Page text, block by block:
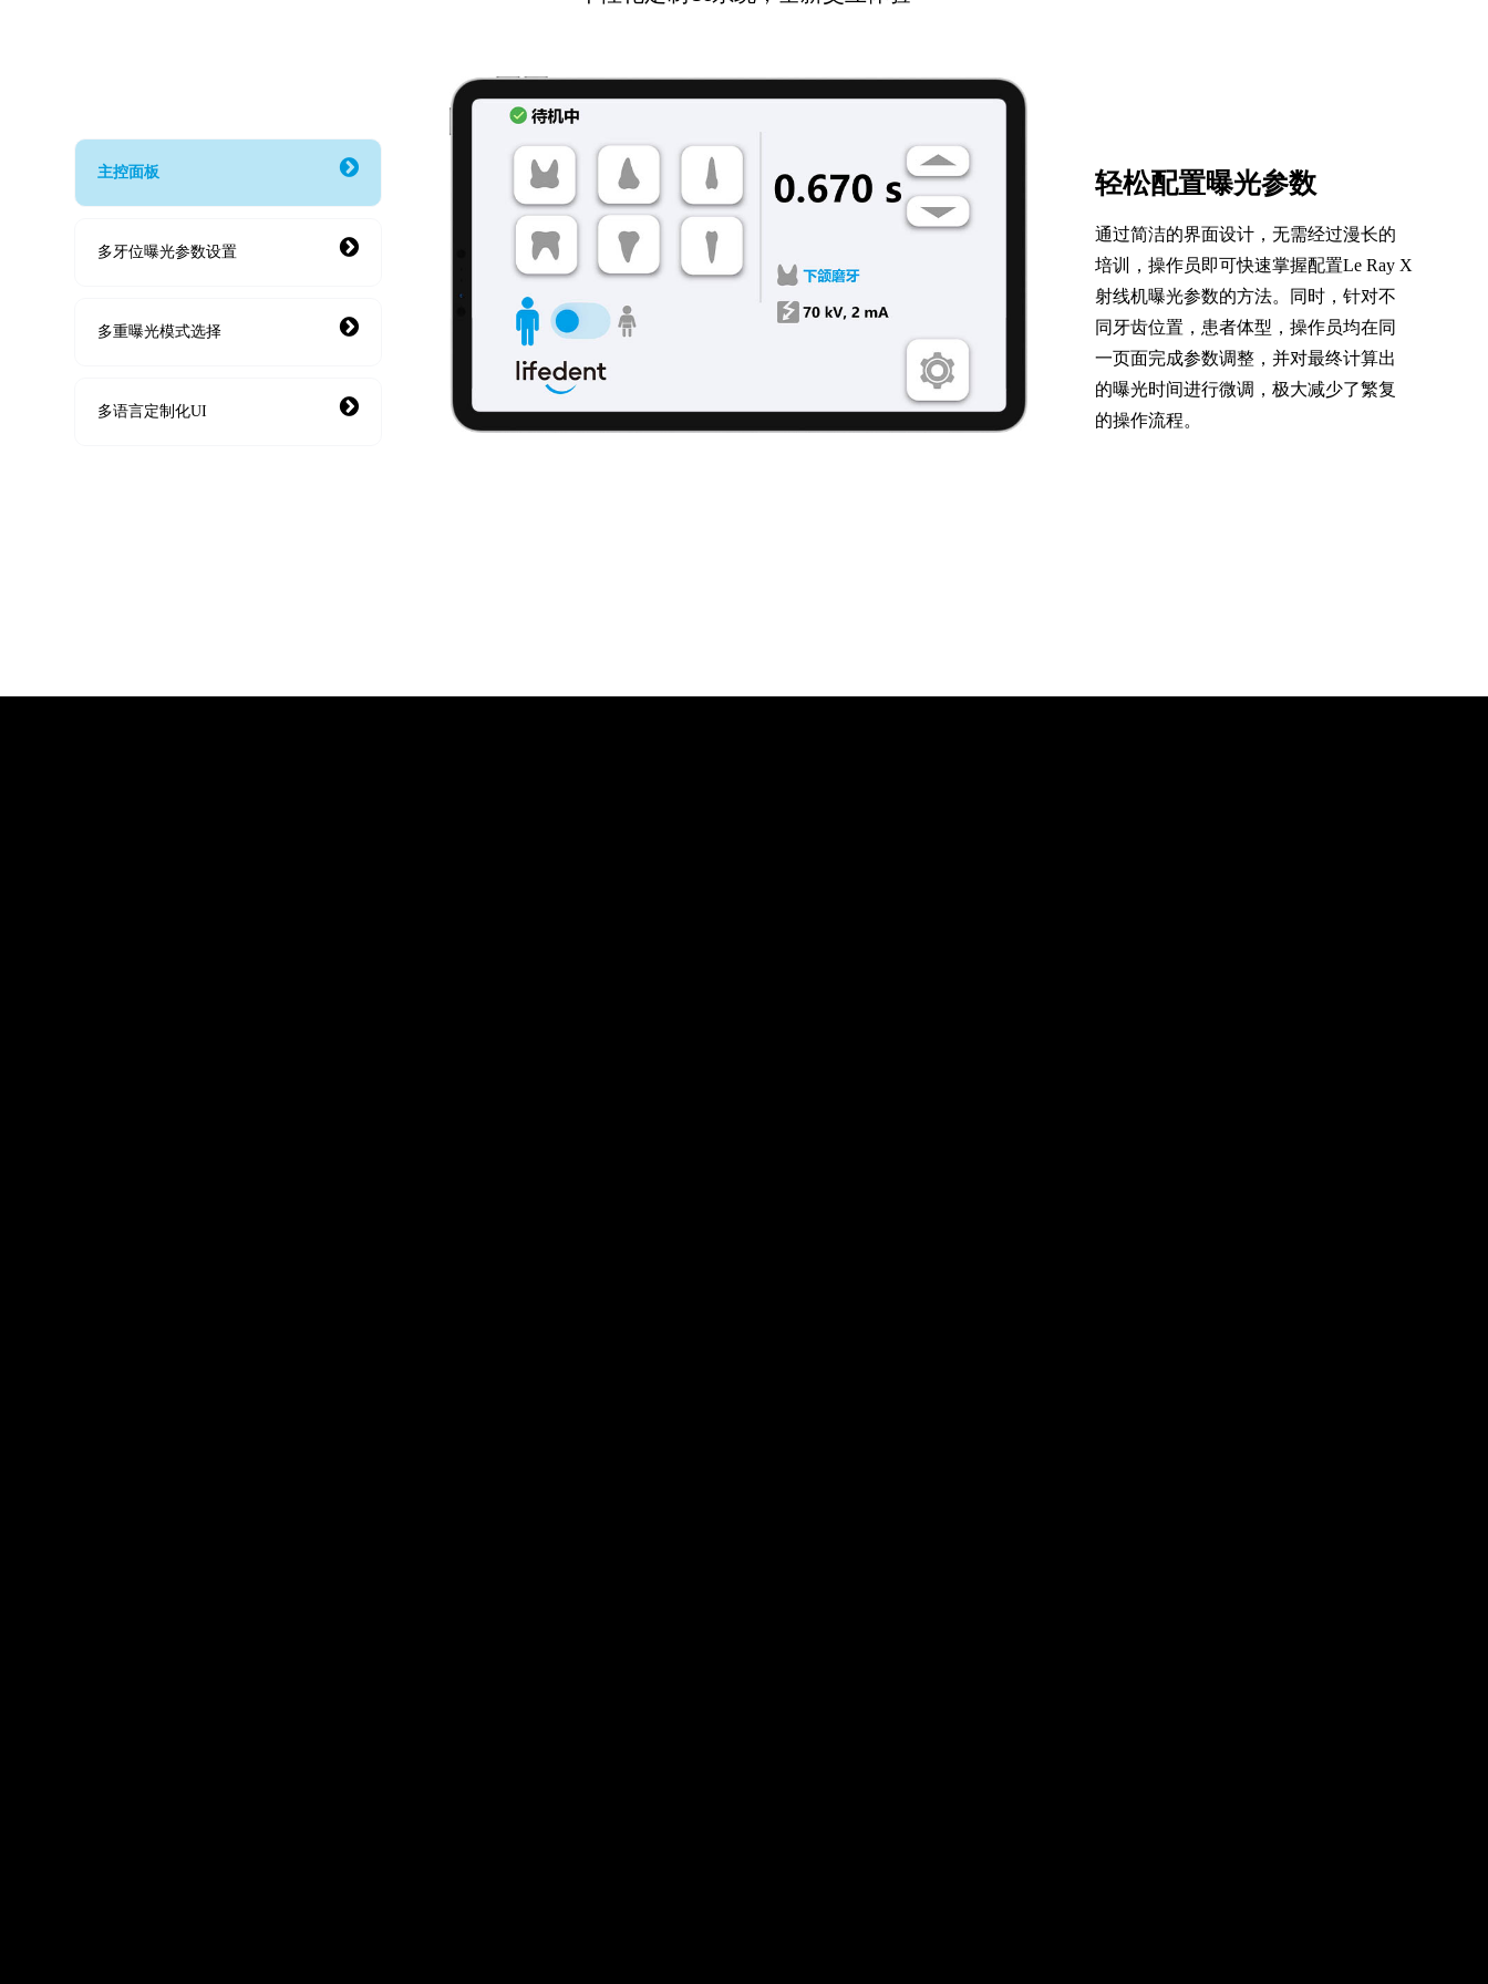
主控面板
多牙位曝光参数设置
多重曝光模式选择
多语言定制化UI
轻松配置曝光参数
通过简洁的界面设计，无需经过漫长的
培训，操作员即可快速掌握配置Le Ray X
射线机曝光参数的方法。同时，针对不
同牙齿位置，患者体型，操作员均在同
一页面完成参数调整，并对最终计算出
的曝光时间进行微调，极大减少了繁复
的操作流程。